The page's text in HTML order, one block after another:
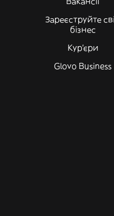
Зареєструйте
бізнес
Кур'єри
Glovo Business